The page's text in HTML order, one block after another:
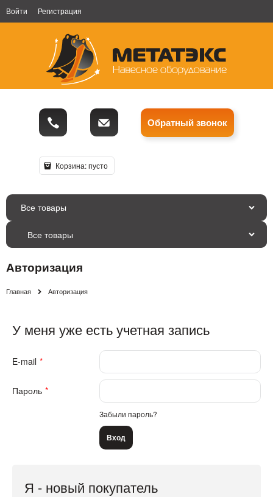
Войти Регистрация
Обратный звонок
Корзина:пусто
Все товары
Авторизация
Главная Авторизация
У меня уже есть учетная запись
E-mail
Пароль
Забыли пароль?
Я - новый покупатель